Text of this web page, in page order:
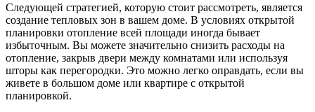
Следующей стратегией, которую стоит рассмотреть, является
создание тепловых зон в вашем доме. В условиях открытой
планировки отопление всей площади иногда бывает
избыточным. Вы можете значительно снизить расходы на
отопление, закрыв двери между комнатами или используя
шторы как перегородки. Это можно легко оправдать, если вы
живете в большом доме или квартире с открытой
планировкой.